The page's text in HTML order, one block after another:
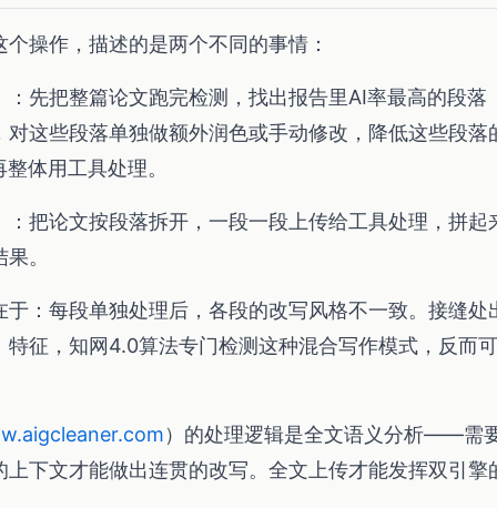
操作，描述的是两个不同的事情：
：先把整篇论文跑完检测，找出报告里AI率最高的段落
对这些段落单独做额外润色或手动修改，降低这些段落
体用工具处理。
：把论文按段落拆开，一段一段上传给工具处理，拼起
。
于：每段单独处理后，各段的改写风格不一致。接缝处
特征，知网4.0算法专门检测这种混合写作模式，反而
）的处理逻辑是全文语义分析——需
上下文才能做出连贯的改写。全文上传才能发挥双引擎